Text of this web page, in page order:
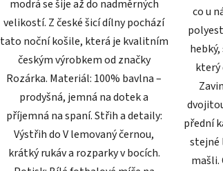
modrá se šije až do nadměrných
velikostí. Z české šicí dílny pochází
tato noční košile, která je kvalitním
českým výrobkem od značky
Rozárka. Materiál: 100% bavlna –
prodyšná, jemná na dotek a
příjemná na spaní. Střih a detaily:
Výstřih do V lemovaný černou,
krátký rukáv a rozparky v bocích.
co u
který
přední
stejné
mašli.